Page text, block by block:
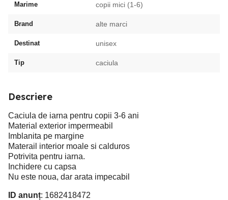
Marime copii mici (1-6)
Brand alte marci
Destinat unisex
Tip caciula
Descriere
Caciula de iarna pentru copii 3-6 ani
Material exterior impermeabil
Imblanita pe margine
Materail interior moale si calduros
Potrivita pentru iarna.
Inchidere cu capsa
Nu este noua, dar arata impecabil
ID anunț: 1682418472